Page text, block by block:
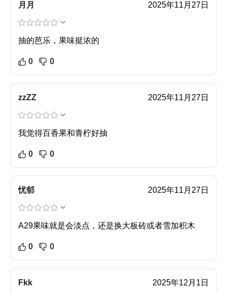
月月 2025年11月27日
抽的芭乐，果味挺浓的
0 0
zzZZ 2025年11月27日
我觉得百香果和青柠好抽
0 0
忧郁 2025年11月27日
A29果味就是会淡点，还是换大板砖或者雪加积木
0 0
Fkk 2025年12月1日